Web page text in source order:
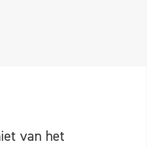
van het